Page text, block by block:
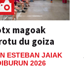
magoak
du goiza
ESTEBAN JAIAK
2026